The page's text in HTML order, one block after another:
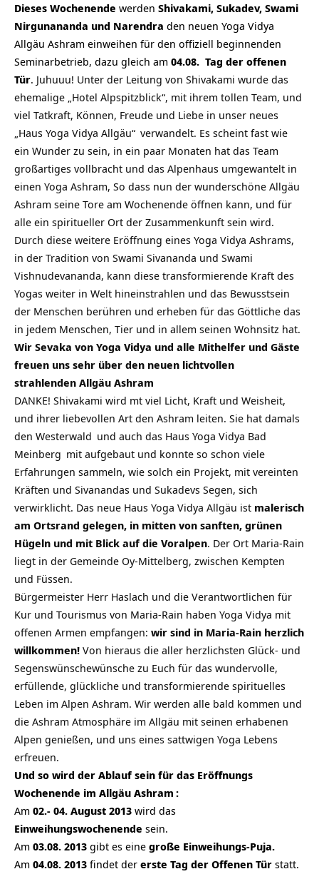
Dieses Wochenende werden Shivakami, Sukadev, Swami
Nirgunananda und Narendra den neuen Yoga Vidya
Allgäu Ashram einweihen für den offiziell beginnenden
Seminarbetrieb, dazu gleich am 04.08. Tag der offenen
Tür. Juhuuu! Unter der Leitung von Shivakami wurde das
ehemalige „Hotel Alpspitzblick“, mit ihrem tollen Team, und
viel Tatkraft, Können, Freude und Liebe in unser neues
„Haus Yoga Vidya Allgäu“ verwandelt. Es scheint fast wie
ein Wunder zu sein, in ein paar Monaten hat das Team
großartiges vollbracht und das Alpenhaus umgewantelt in
einen Yoga Ashram, So dass nun der wunderschöne Allgäu
Ashram seine Tore am Wochenende öffnen kann, und für
alle ein spiritueller Ort der Zusammenkunft sein wird.
Durch diese weitere Eröffnung eines Yoga Vidya Ashrams,
in der Tradition von Swami Sivananda und Swami
Vishnudevananda, kann diese transformierende Kraft des
Yogas weiter in Welt hineinstrahlen und das Bewusstsein
der Menschen berühren und erheben für das Göttliche das
in jedem Menschen, Tier und in allem seinen Wohnsitz hat.
Wir Sevaka von Yoga Vidya und alle Mithelfer und Gäste
freuen uns sehr über den neuen lichtvollen
strahlenden Allgäu Ashram
DANKE! Shivakami wird mt viel Licht, Kraft und Weisheit,
und ihrer liebevollen Art den Ashram leiten. Sie hat damals
den Westerwald und auch das Haus Yoga Vidya Bad
Meinberg mit aufgebaut und konnte so schon viele
Erfahrungen sammeln, wie solch ein Projekt, mit vereinten
Kräften und Sivanandas und Sukadevs Segen, sich
verwirklicht. Das neue Haus Yoga Vidya Allgäu ist malerisch
am Ortsrand gelegen, in mitten von sanften, grünen
Hügeln und mit Blick auf die Voralpen. Der Ort Maria-Rain
liegt in der Gemeinde Oy-Mittelberg, zwischen Kempten
und Füssen.
Bürgermeister Herr Haslach und die Verantwortlichen für
Kur und Tourismus von Maria-Rain haben Yoga Vidya mit
offenen Armen empfangen: wir sind in Maria-Rain herzlich
willkommen! Von hieraus die aller herzlichsten Glück- und
Segenswünschewünsche zu Euch für das wundervolle,
erfüllende, glückliche und transformierende spirituelles
Leben im Alpen Ashram. Wir werden alle bald kommen und
die Ashram Atmosphäre im Allgäu mit seinen erhabenen
Alpen genießen, und uns eines sattwigen Yoga Lebens
erfreuen.
Und so wird der Ablauf sein für das Eröffnungs
Wochenende im Allgäu Ashram :
Am 02.- 04. August 2013 wird das
Einweihungswochenende sein.
Am 03.08. 2013 gibt es eine große Einweihungs-Puja.
Am 04.08. 2013 findet der erste Tag der Offenen Tür statt.